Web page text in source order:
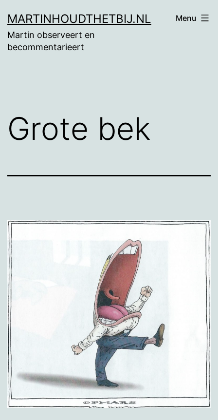
naar
de
MARTINHOUDTHETBIJ.NL
Martin observeert en
becommentarieert
Menu
Grote bek